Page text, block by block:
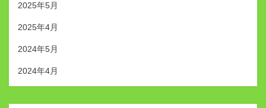
2025年5月
2025年4月
2024年5月
2024年4月